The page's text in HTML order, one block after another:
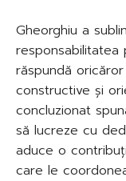
Gheorghiu a
responsabilitatea
răspundă
constructive și
concluzionat
să lucreze cu
aduce o
care le